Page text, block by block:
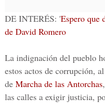
DE INTERÉS: 'Espero que
de David Romero
La indignación del pueblo
estos actos de corrupción,
de Marcha de las Antorchas
las calles a exigir justicia,